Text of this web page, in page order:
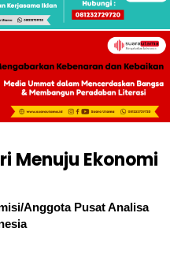
Menuju Ekonomi
Anggota Pusat Analisa